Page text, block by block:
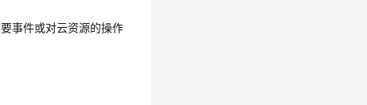
事件或对云资源的操作